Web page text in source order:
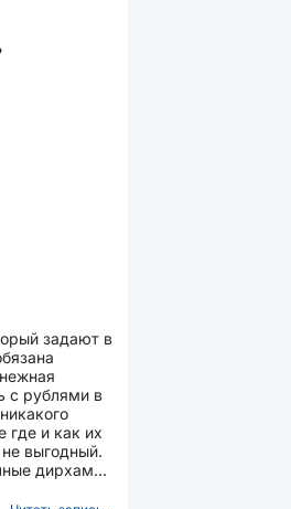
задают в
с рублями в
где и как их
выгодный.
дирхамы.